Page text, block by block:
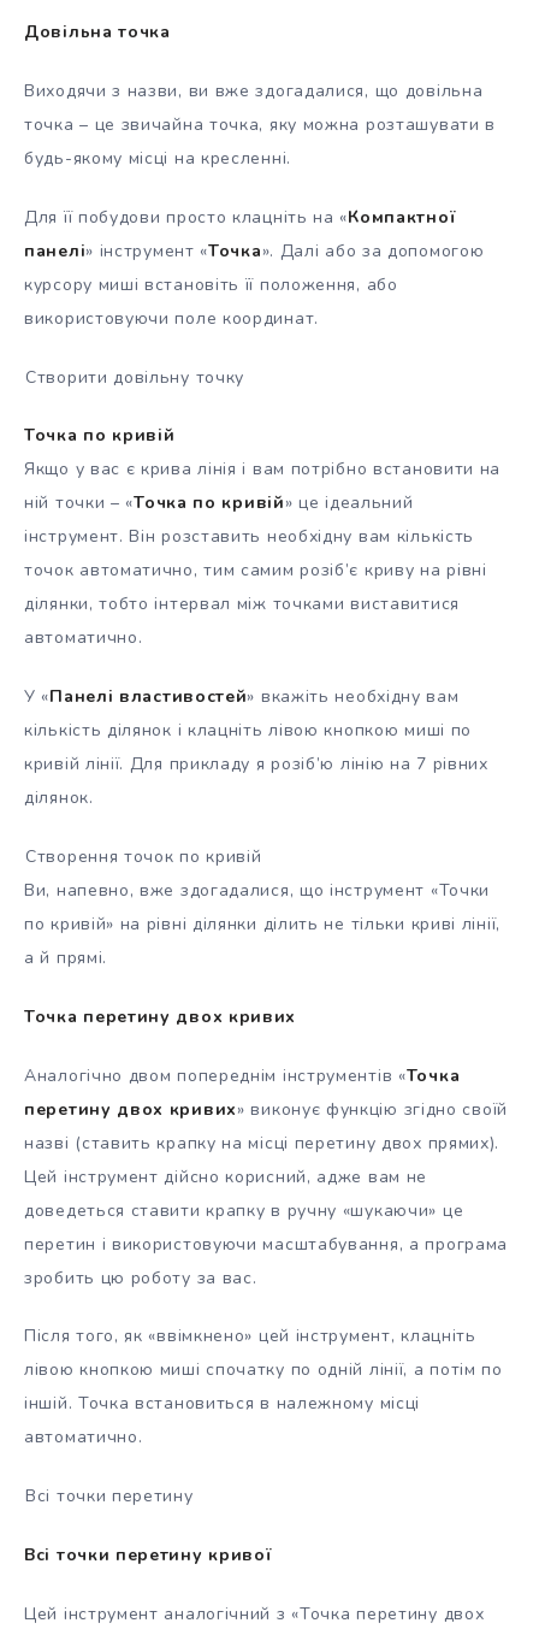
Довільна точка
Виходячи з назви, ви вже здогадалися, що довільна
точка – це звичайна точка, яку можна розташувати в
будь-якому місці на кресленні.
Для її побудови просто клацніть на «Компактної
панелі» інструмент «Точка». Далі або за допомогою
курсору миші встановіть її положення, або
використовуючи поле координат.
Створити довільну точку
Точка по кривій
Якщо у вас є крива лінія і вам потрібно встановити на
ній точки – «Точка по кривій» це ідеальний
інструмент. Він розставить необхідну вам кількість
точок автоматично, тим самим розіб’є криву на рівні
ділянки, тобто інтервал між точками виставитися
автоматично.
У «Панелі властивостей» вкажіть необхідну вам
кількість ділянок і клацніть лівою кнопкою миші по
кривій лінії. Для прикладу я розіб’ю лінію на 7 рівних
ділянок.
Створення точок по кривій
Ви, напевно, вже здогадалися, що інструмент «Точки
по кривій» на рівні ділянки ділить не тільки криві лінії,
а й прямі.
Точка перетину двох кривих
Аналогічно двом попереднім інструментів «Точка
перетину двох кривих» виконує функцію згідно своїй
назві (ставить крапку на місці перетину двох прямих).
Цей інструмент дійсно корисний, адже вам не
доведеться ставити крапку в ручну «шукаючи» це
перетин і використовуючи масштабування, а програма
зробить цю роботу за вас.
Після того, як «ввімкнено» цей інструмент, клацніть
лівою кнопкою миші спочатку по одній лінії, а потім по
іншій. Точка встановиться в належному місці
автоматично.
Всі точки перетину
Всі точки перетину кривої
Цей інструмент аналогічний з «Точка перетину двох